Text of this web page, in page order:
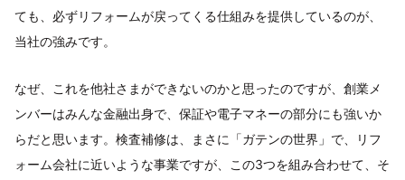
ても、必ずリフォームが戻ってくる仕組みを提供しているのが、
当社の強みです。
なぜ、これを他社さまができないのかと思ったのですが、創業メ
ンバーはみんな金融出身で、保証や電子マネーの部分にも強いか
らだと思います。検査補修は、まさに「ガテンの世界」で、リフ
ォーム会社に近いような事業ですが、この3つを組み合わせて、そ